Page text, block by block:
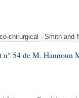
chirurgical - Smith and
n° 54 de M. Hannoun